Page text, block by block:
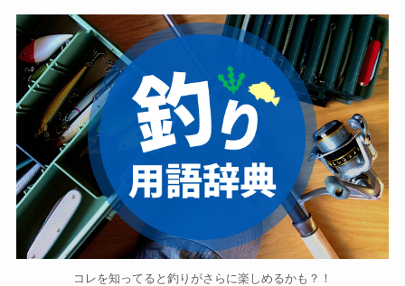
コレを知ってると釣りがさらに楽しめるかも？！